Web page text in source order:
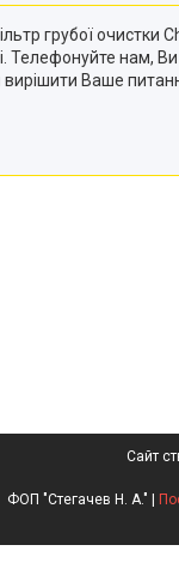
грубої очистки
Телефонуйте нам,
Ваше
Сайт